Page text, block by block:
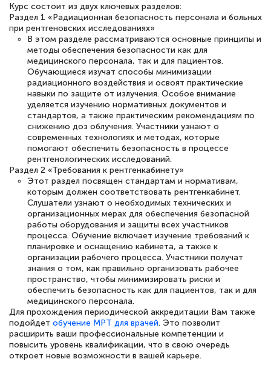
Евгения Коротких
Знаток города 2 уровня
12 марта 2026
Спасибо большое Академии! Грамотное,
вежливое сопровождение! Всё чётко и
понятно! Проходила повышение
квалификации. Ещё раз - СПАСИБО!
Елена Петрикс
Знаток города 5 уровня
11 марта 2026
Всем добрый день! Я прошла курс
повышени каалификации по
специальности «Тренер-преподаватель
по тяжелой атлетике»! Хочется
подчеркуть, что при обращении
оперативно связались со мной
специалисты, ответили на все
интересующие вопросы и в течении
Курс состоит из двух ключевых разделов:
Раздел 1 «Радиационная безопасность персонала и больных
при рентгеновских исследованиях»
В этом разделе рассматриваются основные принципы и
методы обеспечения безопасности как для
медицинского персонала, так и для пациентов.
Обучающиеся изучат способы минимизации
радиационного воздействия и освоят практические
навыки по защите от излучения. Особое внимание
уделяется изучению нормативных документов и
стандартов, а также практическим рекомендациям по
снижению доз облучения. Участники узнают о
современных технологиях и методах, которые
помогают обеспечить безопасность в процессе
рентгенологических исследований.
Раздел 2 «Требования к рентгенкабинету»
Этот раздел посвящен стандартам и нормативам,
которым должен соответствовать рентгенкабинет.
Слушатели узнают о необходимых технических и
организационных мерах для обеспечения безопасной
работы оборудования и защиты всех участников
процесса. Обучение включает изучение требований к
планировке и оснащению кабинета, а также к
организации рабочего процесса. Участники получат
знания о том, как правильно организовать рабочее
пространство, чтобы минимизировать риски и
обеспечить безопасность как для пациентов, так и для
медицинского персонала.
Для прохождения периодической аккредитации Вам также
подойдет обучение МРТ для врачей. Это позволит
расширить ваши профессиональные компетенции и
повысить уровень квалификации, что в свою очередь
откроет новые возможности в вашей карьере.